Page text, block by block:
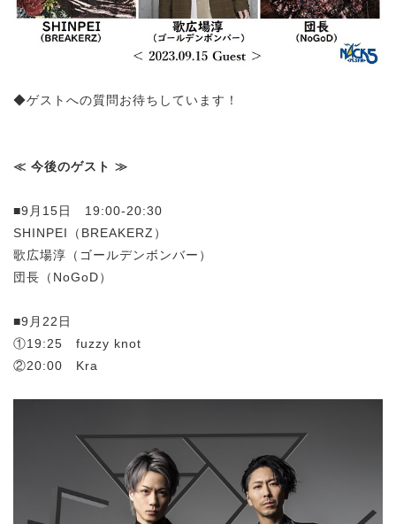
◆ゲストへの質問お待ちしています！
≪ 今後のゲスト ≫
■9月15日 19:00-20:30
SHINPEI（BREAKERZ）
歌広場淳（ゴールデンボンバー）
団長（NoGoD）
■9月22日
①19:25 fuzzy knot
②20:00 Kra